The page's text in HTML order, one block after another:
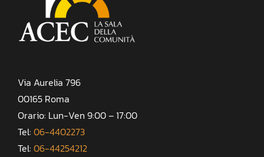
Via Aurelia 796
00165 Roma
Orario: Lun-Ven 9:00 – 17:00
Tel: 06-4402273
Tel: 06-44254212